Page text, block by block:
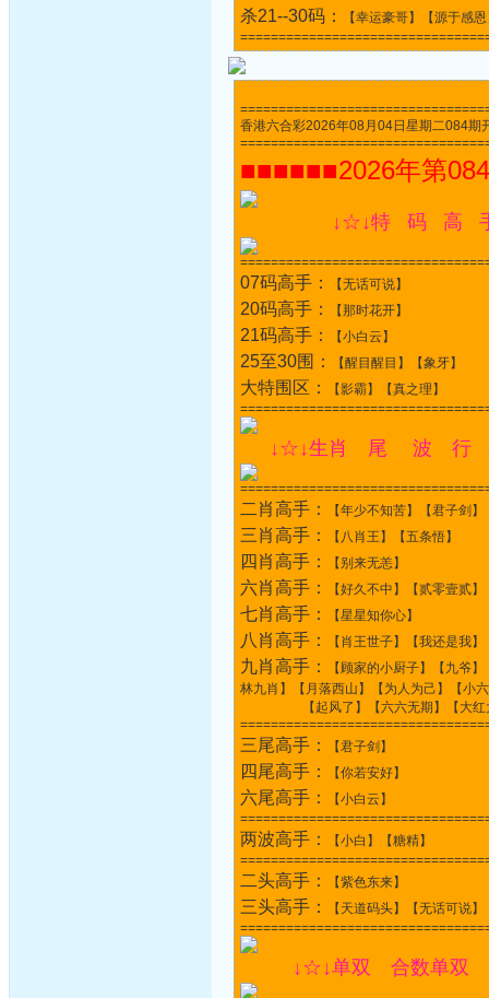
杀21--30码：
【幸运豪哥】【源于感
香港六合彩2026年08月04日星期二084
■■■■■■2026年第
↓☆↓特 码 高
07码高手： 【无话可说】
20码高手： 【那时花开】
21码高手： 【小白云】
25至30围： 【醒目醒目】【象牙】
大特围区：
【影霸】【真之理】
↓☆↓生肖 尾 波 行
二肖高手： 【年少不知苦】【君子剑
三肖高手： 【八肖王】【五条悟】
四肖高手： 【别来无恙】
六肖高手： 【好久不中】【贰零壹贰
七肖高手： 【星星知你心】
八肖高手： 【肖王世子】【我还是我
九肖高手：
【顾家的小厨子】【九爷
林九肖】【月落西山】【为人为己】【小
【起风了】【六六无期】【大红大
三尾高手： 【君子剑】
四尾高手： 【你若安好】
六尾高手：
【小白云】
两波高手：
【小白】【糖精】
二头高手： 【紫色东来】
三头高手：
【天道码头】【无话可说】
↓☆↓单双 合数单